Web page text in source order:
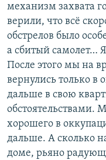
механизм захвата
верили, что всё
обстрелов было
а сбитый самолет…
После этого мы на
вернулись только в
дальше в свою
обстоятельствами.
хорошего в
дальше. А сколько
доме, рьяно